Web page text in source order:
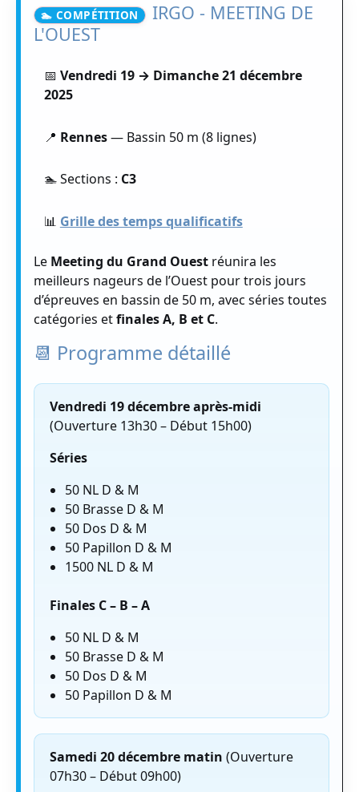
🏊 COMPÉTITION
IRGO - MEETING DE
L'OUEST
📅 Vendredi 19 → Dimanche 21 décembre
2025
📍 Rennes— Bassin 50 m (8 lignes)
🏊 Sections : C3
📊 Grille des temps qualificatifs
Le Meeting du Grand Ouest réunira les
meilleurs nageurs de l’Ouest pour trois jours
d’épreuves en bassin de 50 m, avec séries toutes
catégories etfinales A, B et C.
📆 Programme détaillé
Vendredi 19 décembre après-midi
(Ouverture 13h30 – Début 15h00)
Séries
50 NL D & M
50 Brasse D & M
50 Dos D & M
50 Papillon D & M
1500 NL D & M
Finales C – B – A
50 NL D & M
50 Brasse D & M
50 Dos D & M
50 Papillon D & M
Samedi 20 décembre matin (Ouverture
07h30 – Début 09h00)